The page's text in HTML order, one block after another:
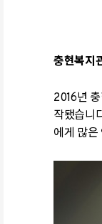
충현복지
2016년
작됐습니
에게 많은